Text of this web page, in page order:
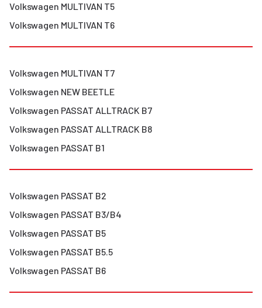
Volkswagen MULTIVAN T5
Volkswagen MULTIVAN T6
Volkswagen MULTIVAN T7
Volkswagen NEW BEETLE
Volkswagen PASSAT ALLTRACK B7
Volkswagen PASSAT ALLTRACK B8
Volkswagen PASSAT B1
Volkswagen PASSAT B2
Volkswagen PASSAT B3/B4
Volkswagen PASSAT B5
Volkswagen PASSAT B5.5
Volkswagen PASSAT B6